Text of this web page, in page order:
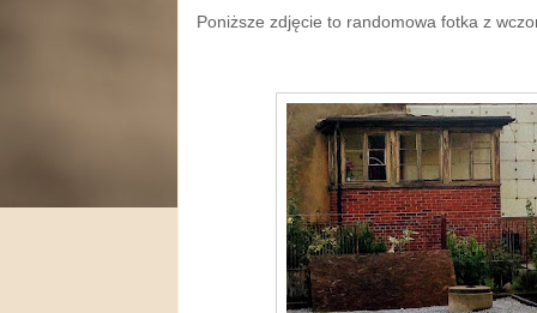
Poniższe zdjęcie to randomowa fotka z